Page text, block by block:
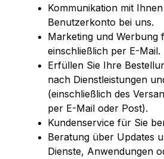
Kommunikation mit
Benutzerkonto bei uns.
Marketing und Werbung
einschließlich per E-Mail.
Erfüllen Sie Ihre
nach Dienstleistungen
(einschließlich des
per E-Mail oder Post).
Kundenservice für Sie
Beratung über Updates
Dienste, Anwendungen